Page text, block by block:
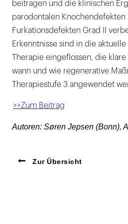
beitragen und die klinischen
parodontalen Knochendefekten
Furkationsdefekten Grad II
Erkenntnisse sind in die aktuelle
Therapie eingeflossen, die
wann und wie regenerative
Therapiestufe 3 angewendet
>>Zum Beitrag
Autoren: Søren Jepsen (Bonn),
Zur Übersicht